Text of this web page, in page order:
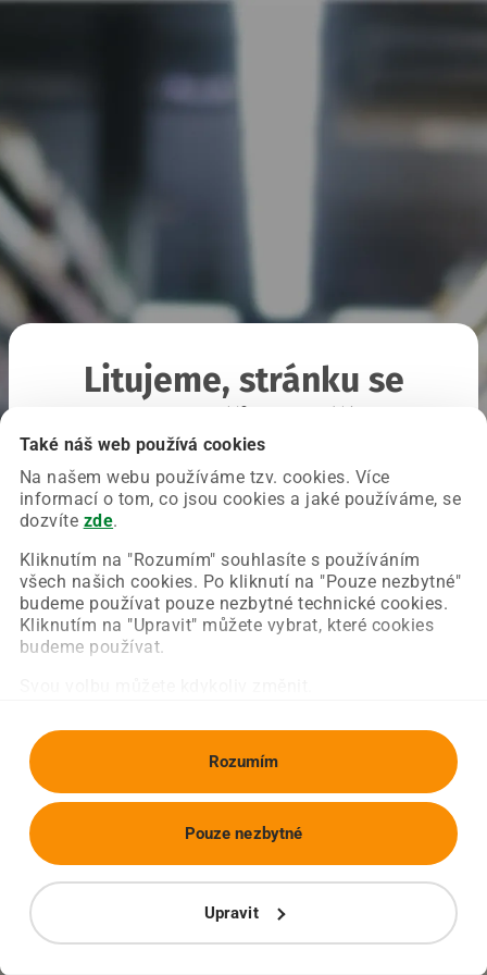
Také náš web používá cookies
Na našem webu používáme tzv. cookies. Více
informací o tom, co jsou cookies a jaké používáme, se
dozvíte zde.
Kliknutím na "Rozumím" souhlasíte s používáním
všech našich cookies. Po kliknutí na "Pouze nezbytné"
budeme používat pouze nezbytné technické cookies.
Kliknutím na "Upravit" můžete vybrat, které cookies
budeme používat.
Rozumím
Upravit
Pouze nezbytné
Litujeme, stránku se
Chyba nastala na naší straně a už ji opravujeme.
Zkuste prosím znovu načíst požadovanou stránku.
Obnovit stránku Úvodní strana